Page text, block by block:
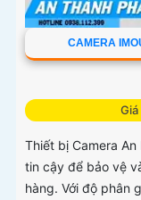
CAMERA
Thiết bị Camera An
tin cậy để bảo vệ
hàng. Với độ phân